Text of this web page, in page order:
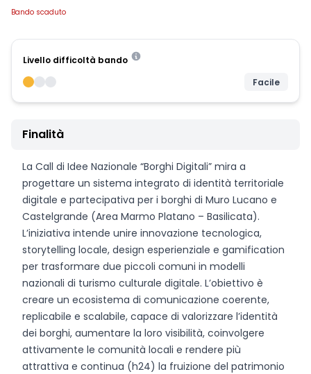
Bando scaduto
Livello difficoltà bando
Facile
Finalità
La Call di Idee Nazionale “Borghi Digitali” mira a
progettare un sistema integrato di identità territoriale
digitale e partecipativa per i borghi di Muro Lucano e
Castelgrande (Area Marmo Platano – Basilicata).
L’iniziativa intende unire innovazione tecnologica,
storytelling locale, design esperienziale e gamification
per trasformare due piccoli comuni in modelli
nazionali di turismo culturale digitale. L’obiettivo è
creare un ecosistema di comunicazione coerente,
replicabile e scalabile, capace di valorizzare l’identità
dei borghi, aumentare la loro visibilità, coinvolgere
attivamente le comunità locali e rendere più
attrattiva e continua (h24) la fruizione del patrimonio